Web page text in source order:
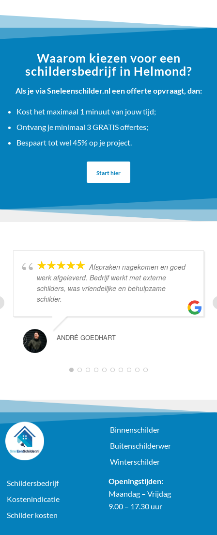
Waarom kiezen voor een
schildersbedrijf in Helmond?
Als je via Sneleenschilder.nl een offerte opvraagt, dan:
Kost het maximaal 1 minuut van jouw tijd;
Ontvang je minimaal 3 GRATIS offertes;
Bespaart tot wel 45% op je project.
Start hier
Afspraken nagekomen en goed
werk afgeleverd. Bedrijf werkt met externe
schilders, was vriendelijke en behulpzame
schilder.
ANDRÉ GOEDHART
1 2 3 4 5 6 7 8 9 10
Binnenschilder
Buitenschilderwer
Winterschilder
Schildersbedrijf
Kostenindicatie
Schilder kosten
Openingstijden:
Maandag – Vrijdag
9.00 – 17.30 uur